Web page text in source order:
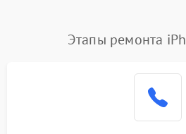
Этапы ремонта